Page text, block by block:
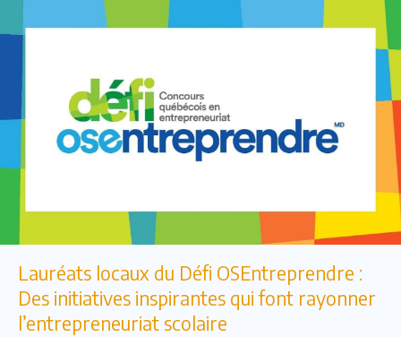
Lauréats locaux du Défi OSEntreprendre :
Des initiatives inspirantes qui font rayonner
l’entrepreneuriat scolaire